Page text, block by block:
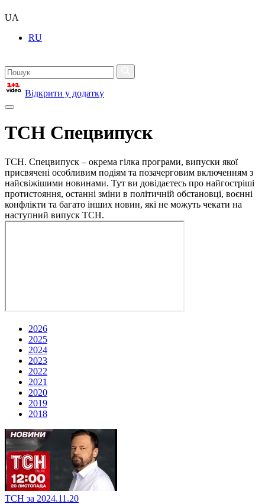
UA
RU
Відкрити у додатку
ТСН Спецвипуск
ТСН. Спецвипуск – окрема гілка програми, випуски якої
присвячені особливим подіям та позачерговим включенням з
найсвіжішими новинами. Тут ви довідаєтесь про найгостріші
протистояння, останні зміни в політичній обстановці, воєнні
конфлікти та багато інших новин, які не можуть чекати на
наступний випуск ТСН.
2026
2025
2024
2023
2022
2021
2020
2019
2018
ТСН за 2024.11.20